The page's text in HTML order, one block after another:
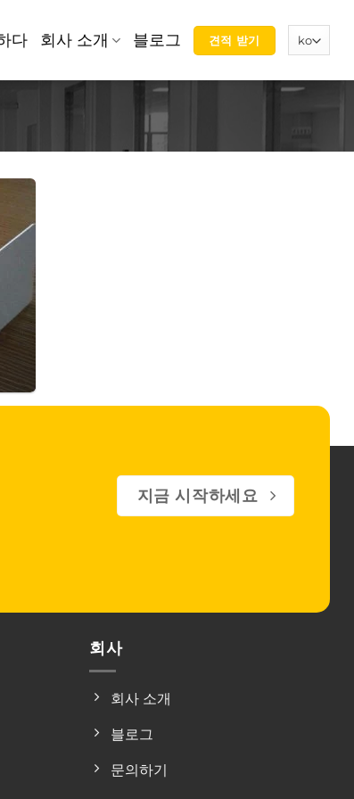
다 회사 소개 블로그 견적 받기
지금 시작하세요
회사
회사 소개
블로그
문의하기